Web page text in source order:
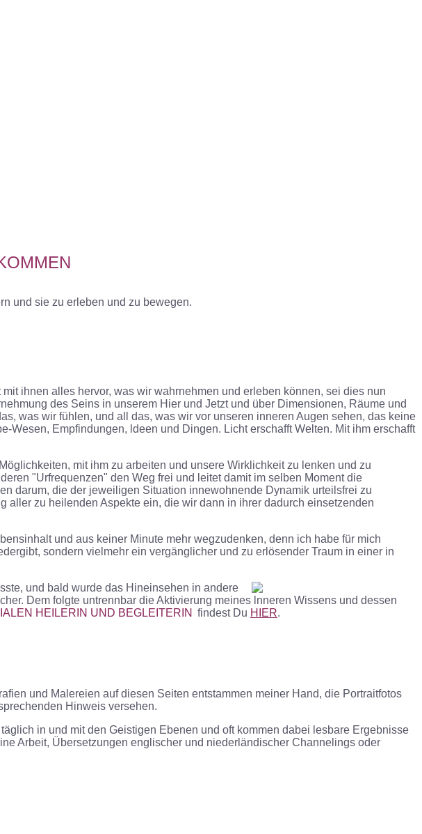
und sie zu erleben und zu bewegen.
ihnen alles hervor, was wir wahrnehmen und erleben können, sei dies nun
des Seins in unserem Hier und Jetzt und über Dimensionen, Räume und
was wir fühlen, und all das, was wir vor unseren inneren Augen sehen, das keine
Wesen, Empfindungen, ldeen und Dingen. Licht erschafft Welten. Mit ihm erschafft
mit ihm zu arbeiten und unsere Wirklichkeit zu lenken und zu
"Urfrequenzen" den Weg frei und leitet damit im selben Moment die
darum, die der jeweiligen Situation innewohnende Dynamik urteilsfrei zu
zu heilenden Aspekte ein, die wir dann in ihrer dadurch einsetzenden
und aus keiner Minute mehr wegzudenken, denn ich habe für mich
sondern vielmehr ein vergänglicher und zu erlösender Traum in einer in
und bald wurde das Hineinsehen in andere
Dem folgte untrennbar die Aktivierung meines lnneren Wissens und dessen
HEILERIN UND BEGLEITERIN findest Du HIER.
und Malereien auf diesen Seiten entstammen meiner Hand, die Portraitfotos
Hinweis versehen.
in und mit den Geistigen Ebenen und oft kommen dabei lesbare Ergebnisse
Arbeit, Übersetzungen englischer und niederländischer Channelings oder